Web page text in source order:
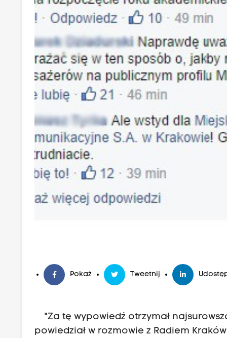
Pokaż Tweetnij
"Za tę wypowiedź otrzymał
powiedział w rozmowie z Radiem